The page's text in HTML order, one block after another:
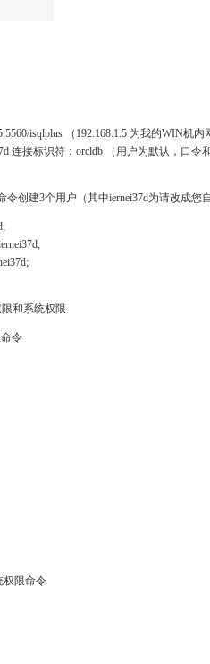
isqlplus （192.168.1.5 为我的WIN机
连接标识符：orcldb （用户为默认，口令
创建3个用户（其中iernei37d为请改成您
和系统权限
令
权限命令